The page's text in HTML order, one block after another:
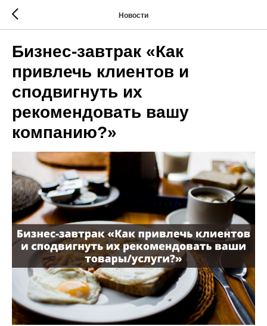
Новости
Бизнес-завтрак «Как
привлечь клиентов и
сподвигнуть их
рекомендовать вашу
компанию?»